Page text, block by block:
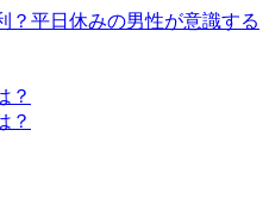
？平日休みの男性が意識する
？
？